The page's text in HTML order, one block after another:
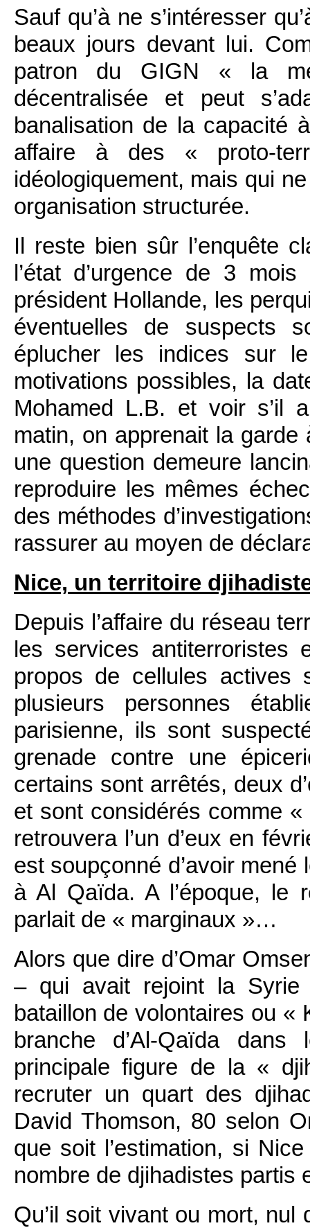
Sauf qu’à ne s’intéresser
beaux jours devant lui.
patron du GIGN « la
décentralisée et peut
banalisation de la capacité
affaire à des « proto-
idéologiquement, mais qui
organisation structurée.
Il reste bien sûr l’enquête
l’état d’urgence de 3
président Hollande, les
éventuelles de suspects
éplucher les indices sur
motivations possibles, la
Mohamed L.B. et voir s’il
matin, on apprenait la garde
une question demeure
reproduire les mêmes
des méthodes
rassurer au moyen de
Nice, un territoire
Depuis l’affaire du réseau
les services
propos de cellules actives
plusieurs personnes
parisienne, ils sont
grenade contre une
certains sont arrêtés, deux
et sont considérés comme
retrouvera l’un d’eux en
est soupçonné d’avoir mené
à Al Qaïda. A l’époque, le
parlait de « marginaux »…
Alors que dire d’Omar
– qui avait rejoint la
bataillon de volontaires ou «
branche d’Al-Qaïda
principale figure de la «
recruter un quart des
David Thomson, 80 selon
que soit l’estimation, si
nombre de djihadistes partis
Qu’il soit vivant ou mort, nul